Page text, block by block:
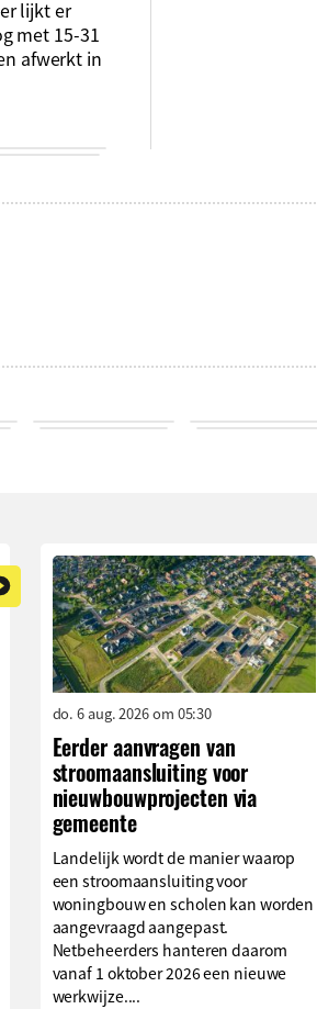
lijkt er
met 15-31
afwerkt in
do. 6 aug. 2026 om 05:30
Eerder aanvragen van
stroomaansluiting voor
nieuwbouwprojecten via
gemeente
Landelijk wordt de manier waarop
een stroomaansluiting voor
woningbouw en scholen kan worden
aangevraagd aangepast.
Netbeheerders hanteren daarom
vanaf 1 oktober 2026 een nieuwe
werkwijze....